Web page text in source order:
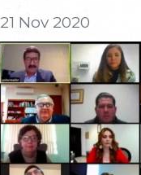
21 Nov 2020